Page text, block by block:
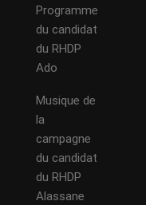
Programme
du candidat
du RHDP
Ado
Musique de
la
campagne
du candidat
du RHDP
Alassane